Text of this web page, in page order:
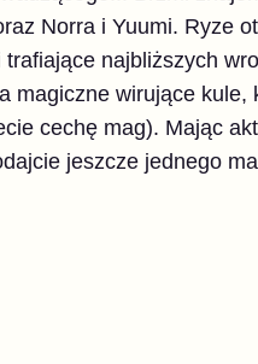
Norra i Yuumi. Ryze
najbliższych
magiczne wirujące kule,
cechę mag). Mając
jeszcze jednego